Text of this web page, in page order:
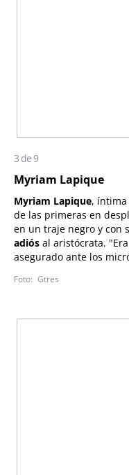
3 de 9
Myriam Lapique
Myriam Lapique,
de las primeras en
en un traje negro y con
adiós al aristócrata.
asegurado ante los
Gtres